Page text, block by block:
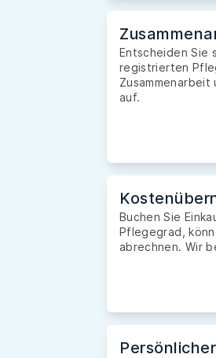
Entscheiden Sie
registrierten
auf.
Buchen Sie
Pflegegrad,
abrechnen. Wir